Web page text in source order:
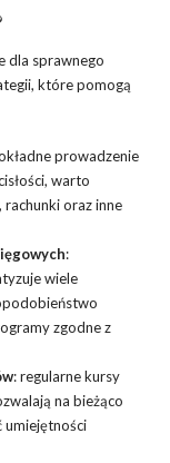
dla sprawnego
które pomogą
prowadzenie
warto
oraz inne
:
wiele
zgodne z
: regularne kursy
na bieżąco
umiejętności